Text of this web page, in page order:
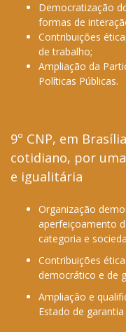
Democratização
formas de
Contribuições
de trabalho;
Ampliação da
Políticas Públicas.
9º CNP, em
cotidiano, por
e igualitária
Organização
aperfeiçoamento
categoria e
Contribuições
democrático e de
Ampliação e
Estado de